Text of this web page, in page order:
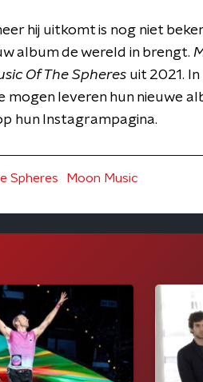
hij uitkomt is nog niet
album de wereld in brengt.
Of The Spheres uit 2021.
mogen leveren hun nieuwe
hun Instagrampagina.
Spheres Moon Music